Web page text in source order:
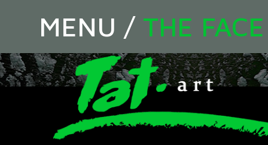
MENU / THE FACE